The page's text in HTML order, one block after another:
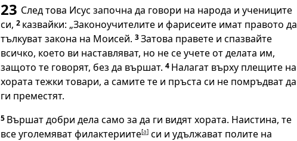
23 След това Исус започна да говори на народа и учениците
си, 2 казвайки: „Законоучителите и фарисеите имат правото да
тълкуват закона на Моисей. 3Затова правете и спазвайте
всичко, което ви наставляват, но не се учете от делата им,
защото те говорят, без да вършат. 4 Налагат върху плещите на
хората тежки товари, а самите те и пръста си не помръдват да
ги преместят.
5 Вършат добри дела само за да ги видят хората. Наистина, те
все уголемяват филактериите[a] си и удължават полите на